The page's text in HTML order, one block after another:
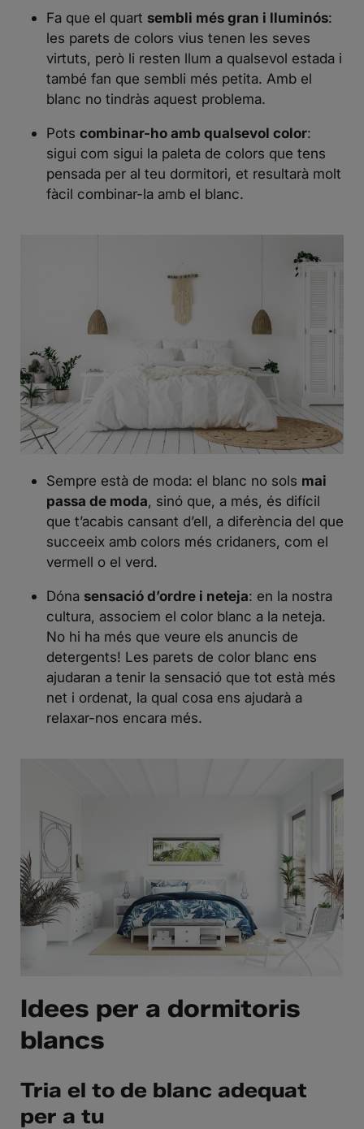
Fa que el quart sembli més gran i lluminós:
les parets de colors vius tenen les seves
virtuts, però li resten llum a qualsevol estada i
també fan que sembli més petita. Amb el
blanc no tindràs aquest problema.
Pots combinar-ho amb qualsevol color:
sigui com sigui la paleta de colors que tens
pensada per al teu dormitori, et resultarà molt
fàcil combinar-la amb el blanc.
Sempre està de moda: el blanc no sols mai
passa de moda, sinó que, a més, és difícil
que t’acabis cansant d’ell, a diferència del que
succeeix amb colors més cridaners, com el
vermell o el verd.
Dóna sensació d’ordre i neteja: en la nostra
cultura, associem el color blanc a la neteja.
No hi ha més que veure els anuncis de
detergents! Les parets de color blanc ens
ajudaran a tenir la sensació que tot està més
net i ordenat, la qual cosa ens ajudarà a
relaxar-nos encara més.
Idees per a dormitoris
blancs
Tria el to de blanc adequat
per a tu